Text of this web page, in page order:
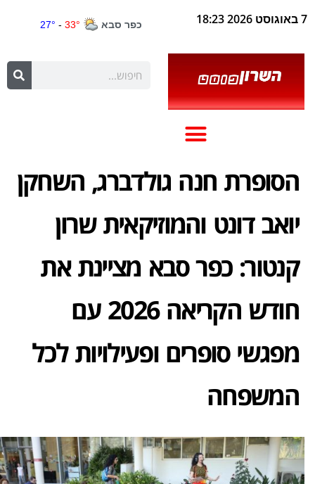
7 באוגוסט 2026 18:23
הסופרת חנה גולדברג, השחקן
יואב דונט והמוזיקאית שרון
קנטור: כפר סבא מציינת את
חודש הקריאה 2026 עם
מפגשי סופרים ופעילויות לכל
המשפחה